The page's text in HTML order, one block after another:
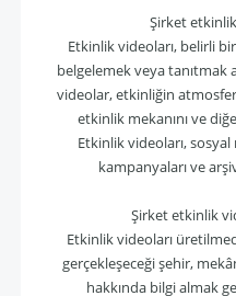
Şirket
Etkinlik videoları, belirli
belgelemek veya tanıtmak
videolar, etkinliğin
etkinlik mekanını ve
Etkinlik videoları,
kampanyaları ve
Şirket etkinlik
Etkinlik videoları
gerçekleşeceği şehir,
hakkında bilgi almak